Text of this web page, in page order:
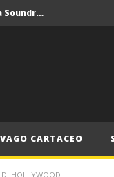
Crolla il monopolio Siae con alleanza Soundreef – LEA
Crolla il monopolio Siae con alleanza Soundreef – LEA
CARTACEO
DI HOLLYWOOD